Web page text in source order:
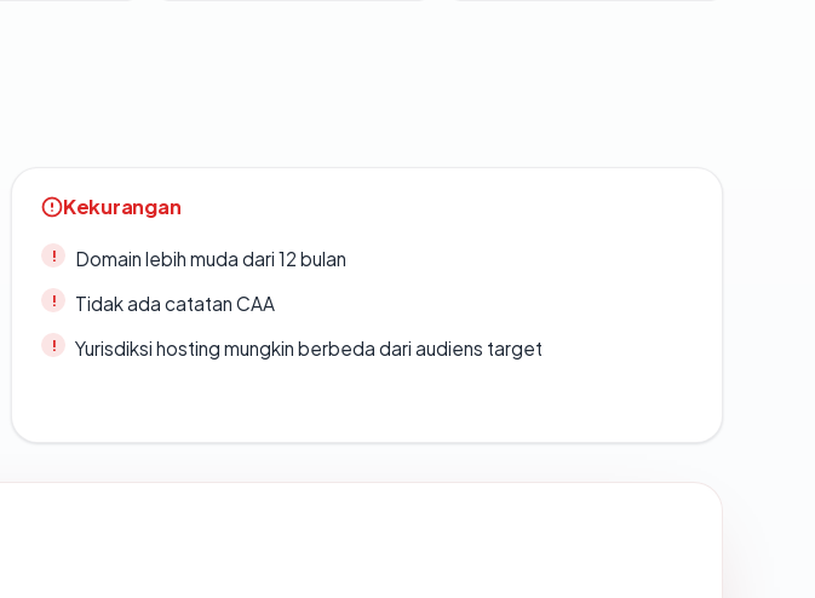
Kekurangan
Domain lebih muda dari 12 bulan
Tidak ada catatan CAA
Yurisdiksi hosting mungkin berbeda dari audiens target